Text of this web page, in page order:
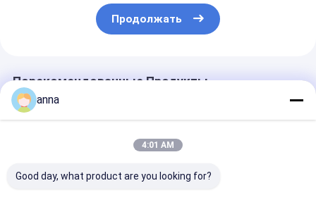
Продолжать
Порекомендованные Продукты
anna
4:01 AM
Good day, what product are you looking for?